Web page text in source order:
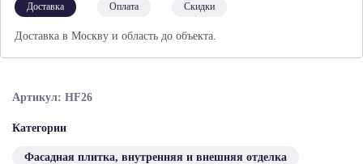
Артикул: HF26
Категории
Фасадная плитка, внутренняя и внешняя отделка
Доставка Оплата Скидки
Доставка в Москву и область до объекта.